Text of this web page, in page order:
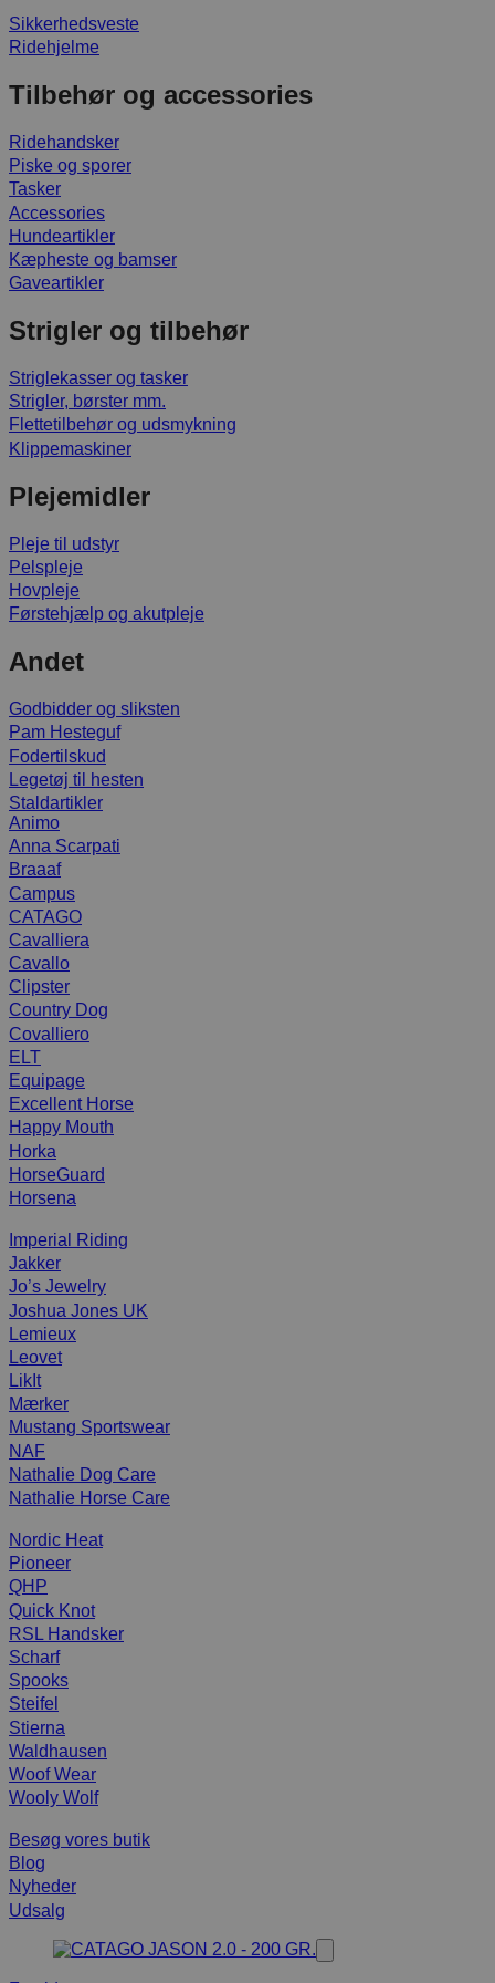
Sikkerhedsveste
Ridehjelme
Tilbehør og accessories
Ridehandsker
Piske og sporer
Tasker
Accessories
Hundeartikler
Kæpheste og bamser
Gaveartikler
Strigler og tilbehør
Striglekasser og tasker
Strigler, børster mm.
Flettetilbehør og udsmykning
Klippemaskiner
Plejemidler
Pleje til udstyr
Pelspleje
Hovpleje
Førstehjælp og akutpleje
Andet
Godbidder og sliksten
Pam Hesteguf
Fodertilskud
Legetøj til hesten
Staldartikler
Animo
Anna Scarpati
Braaaf
Campus
CATAGO
Cavalliera
Cavallo
Clipster
Country Dog
Covalliero
ELT
Equipage
Excellent Horse
Happy Mouth
Horka
HorseGuard
Horsena
Imperial Riding
Jakker
Jo’s Jewelry
Joshua Jones UK
Lemieux
Leovet
LikIt
Mærker
Mustang Sportswear
NAF
Nathalie Dog Care
Nathalie Horse Care
Nordic Heat
Pioneer
QHP
Quick Knot
RSL Handsker
Scharf
Spooks
Steifel
Stierna
Waldhausen
Woof Wear
Wooly Wolf
Besøg vores butik
Blog
Nyheder
Udsalg